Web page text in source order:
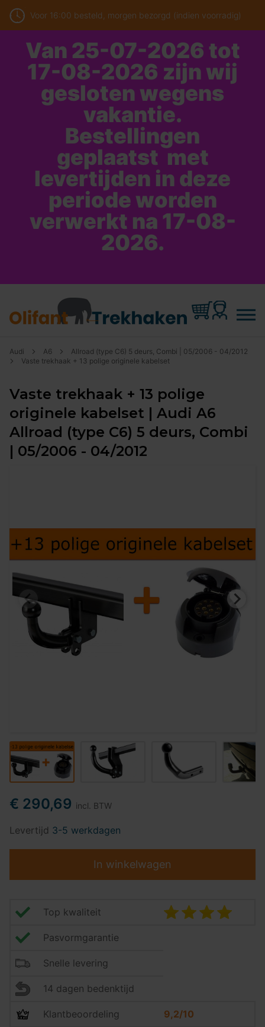
Voor 16:00 besteld, morgen bezorgd (indien voorradig)
Van 25-07-2026 tot
17-08-2026 zijn wij
gesloten wegens
vakantie.
Bestellingen
geplaatst met
levertijden in deze
periode worden
verwerkt na 17-08-
2026.
Audi A6
Allroad (type C6) 5 deurs, Combi | 05/2006 - 04/2012
Vaste trekhaak + 13 polige originele kabelset
Vaste trekhaak + 13 polige
originele kabelset | Audi A6
Allroad (type C6) 5 deurs, Combi
| 05/2006 - 04/2012
€ 290,69 incl. BTW
Levertijd 3-5 werkdagen
In winkelwagen
Top kwaliteit
Pasvormgarantie
Snelle levering
14 dagen bedenktijd
Klantbeoordeling 9,2/10